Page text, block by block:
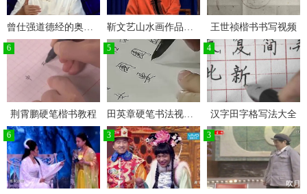
曾仕强道德经的奥秘视频全集免费 靳文艺山水画作品欣赏 王世祯楷书书写视频
6
荆霄鹏硬笔楷书教程
5
田英章硬笔书法视频教程全集
4
汉字田字格写法大全
6 3 3